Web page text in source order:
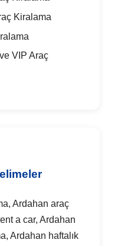
Kiralama
VIP Araç
Ardahan araç
a car, Ardahan
Ardahan haftalık